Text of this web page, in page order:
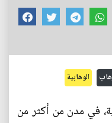
الوهابية
في مدن من أكثر من